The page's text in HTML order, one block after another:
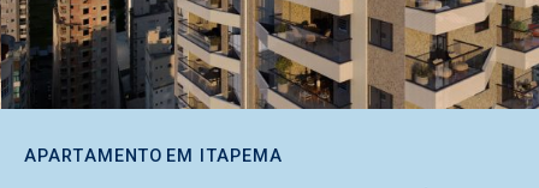
APARTAMENTO EM ITAPEMA